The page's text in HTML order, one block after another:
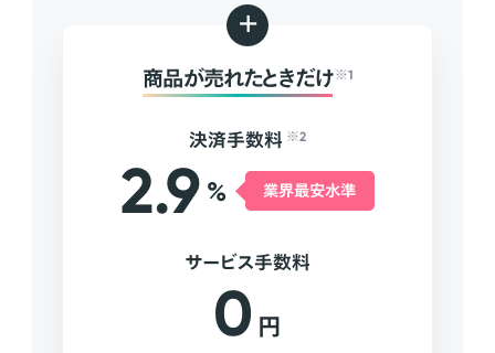
+
商品が売れたときだけ ※1
決済手数料 ※2
2.9 % 業界最安水準
サービス手数料
0 円